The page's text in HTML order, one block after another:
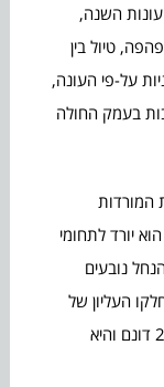
השנה,
טיול בין
על-פי העונה,
בעמק החולה
המורדות
יורד לתחומי
נובעים
העליון של
הנחל הוא שמורת טבע מוכרזת. שטחה הוא 273 דונם והיא